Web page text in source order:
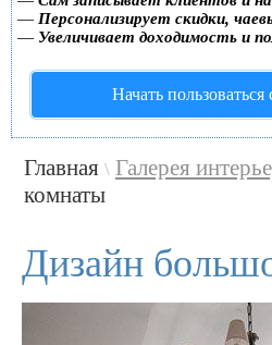
— Персонализирует скидки,
— Увеличивает доходимость и
Начать пользоваться
Главная \ Галерея
комнаты
Дизайн